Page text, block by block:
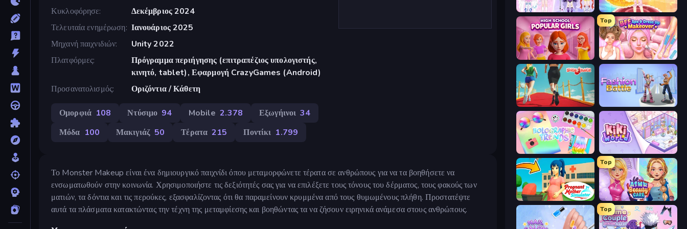
Κυκλοφόρησε
Δεκέμβριος 2024
Τελευταία ενημέρωση Ιανουάριος 2025
Μηχανή παιχνιδιών
Unity 2022
Πλατφόρμες
Πρόγραμμα περιήγησης (επιτραπέζιος υπολογιστής,
κινητό, tablet), Εφαρμογή CrazyGames (Android)
Προσανατολισμός
Οριζόντια / Κάθετη
Ομορφιά 108 Ντύσιμο 94 Mobile 2.378 Εξωγήινοι 34
Μόδα 100 Μακιγιάζ 50 Τέρατα 215 Ποντίκι 1.799
Το Monster Makeup είναι ένα δημιουργικό παιχνίδι όπου μεταμορφώνετε τέρατα σε ανθρώπους για να τα βοηθήσετε να
ενσωματωθούν στην κοινωνία. Χρησιμοποιήστε τις δεξιότητές σας για να επιλέξετε τους τόνους του δέρματος, τους φακούς των
ματιών, τα δόντια και τις περούκες, εξασφαλίζοντας ότι θα παραμείνουν κρυμμένα από τους θυμωμένους πλήθη. Προστατέψτε
αυτά τα πλάσματα κατακτώντας την τέχνη της μεταμφίεσης και βοηθώντας τα να ζήσουν ειρηνικά ανάμεσα στους ανθρώπους.
Idol Livestream: Fashion Game Royal Glow Princess Makeover
Top
BFF Makeover - Spa & Dress Up
Shoe Race Fashion Battle
Holographic Trends KiKi World
Pregnant Mother Simulator
Top
ASMR Beauty Care
Top